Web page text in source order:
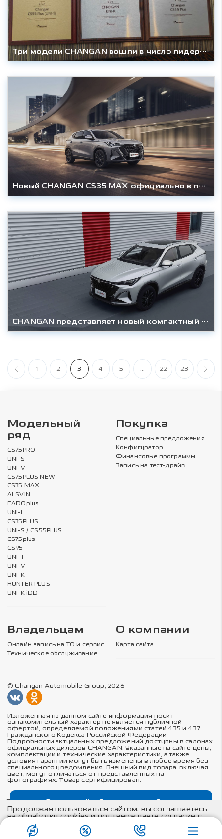
Три модели CHANGAN вошли в число лидеров рейтинга Residual Value 2026 по версии «Автостата»
Новый CHANGAN CS35 MAX официально в продаже: передовые технологии и стильный дизайн становятся еще доступнее
CHANGAN представляет новый компактный кроссовер CS35 MAX: три уровня оснащения для бескомпромиссного комфорта и технологий
1 2 3 4 5 ... 22 23
Модельный
ряд
CS75PRO
UNI-S
UNI-V
CS75PLUS NEW
CS35 MAX
ALSVIN
EADOplus
UNI-L
CS35PLUS
UNI-S / CS55PLUS
CS75plus
CS95
UNI-T
UNI-V
UNI-K
HUNTER PLUS
UNI-K iDD
Покупка
Специальные предложения
Конфигуратор
Финансовые программы
Запись на тест-драйв
Владельцам
Онлайн запись на ТО и сервис
Техническое обслуживание
О компании
Карта сайта
© Changan Automobile Group, 2026
Изложенная на данном сайте информация носит
ознакомительный характер не является публичной
офертой, определяемой положениями статей 435 и 437
Гражданского Кодекса Российской Федерации.
Подробности актуальных предложений доступны в салонах
официальных дилеров CHANGAN. Указанные на сайте цены,
комплектации и технические характеристики, а также
условия гарантии могут быть изменены в любое время без
специального уведомления. Внешний вид товара, включая
цвет, могут отличаться от представленных на
фотографиях. Товар сертифицирован.
Политика в отношении обработки персональных данных
Политика конфиденциальности
Согласие на обработку персональных данных
Соглашение об использовании cookie-файлов
Продолжая пользоваться сайтом, вы соглашаетесь
на обработку cookies и подтверждаете согласие с
положениями
политики
Выгодный обмен автомобиля